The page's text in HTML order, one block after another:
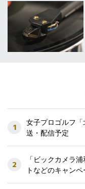
1
女子プロゴルフ
送・配信予定
2
「ビックカメラ
トなどのキャンペ